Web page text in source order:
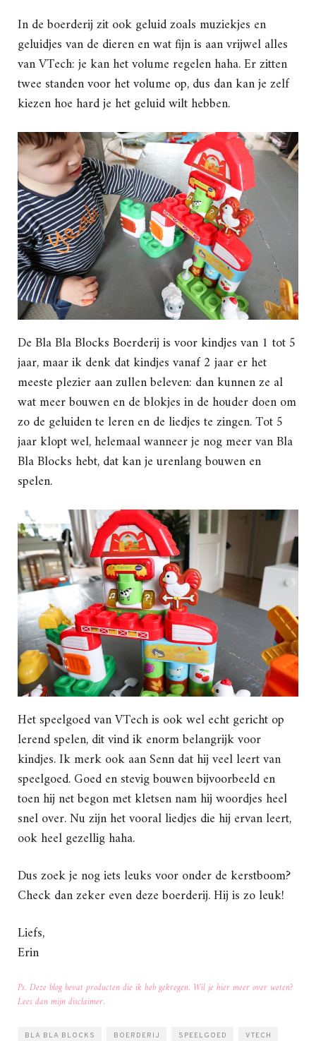
In de boerderij zit ook geluid zoals muziekjes en
geluidjes van de dieren en wat fijn is aan vrijwel alles
van VTech: je kan het volume regelen haha. Er zitten
twee standen voor het volume op, dus dan kan je zelf
kiezen hoe hard je het geluid wilt hebben.
De Bla Bla Blocks Boerderij is voor kindjes van 1 tot 5
jaar, maar ik denk dat kindjes vanaf 2 jaar er het
meeste plezier aan zullen beleven: dan kunnen ze al
wat meer bouwen en de blokjes in de houder doen om
zo de geluiden te leren en de liedjes te zingen. Tot 5
jaar klopt wel, helemaal wanneer je nog meer van Bla
Bla Blocks hebt, dat kan je urenlang bouwen en
spelen.
Het speelgoed van VTech is ook wel echt gericht op
lerend spelen, dit vind ik enorm belangrijk voor
kindjes. Ik merk ook aan Senn dat hij veel leert van
speelgoed. Goed en stevig bouwen bijvoorbeeld en
toen hij net begon met kletsen nam hij woordjes heel
snel over. Nu zijn het vooral liedjes die hij ervan leert,
ook heel gezellig haha.
Dus zoek je nog iets leuks voor onder de kerstboom?
Check dan zeker even deze boerderij. Hij is zo leuk!
Liefs,
Erin
Ps. Deze blog bevat producten die ik heb gekregen. Wil je hier meer over weten?
Lees dan mijn disclaimer.
BLA BLA BLOCKS BOERDERIJ SPEELGOED VTECH